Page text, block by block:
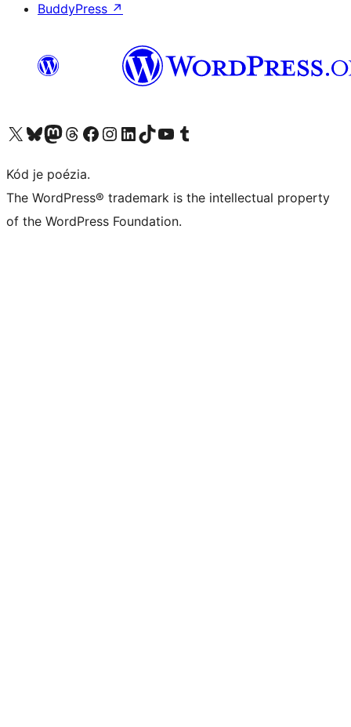
BuddyPress ↗
Navštívte náš účet na X (predtým Twitter)
Navštívte náš účet na platforme Bluesky
Navštívte náš účet na Mastodone
Navštívte náš účet na platforme Threads
Navštívte našu stránku na Facebooku
Navštívte náš účet Instagram
Navštívte náš účet LinkedIn
Navštívte náš účet na platforme TikTok
Navštívte náš kanál YouTube
Navštívte náš účet na platforme Tumblr
Kód je poézia.
The WordPress® trademark is the intellectual property
of the WordPress Foundation.